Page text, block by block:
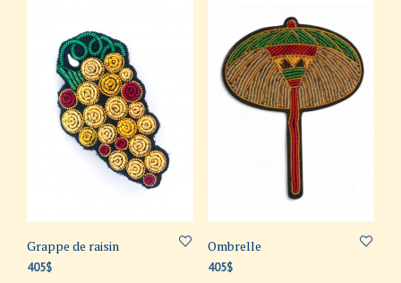
Grappe de raisin
405$
Ombrelle
405$